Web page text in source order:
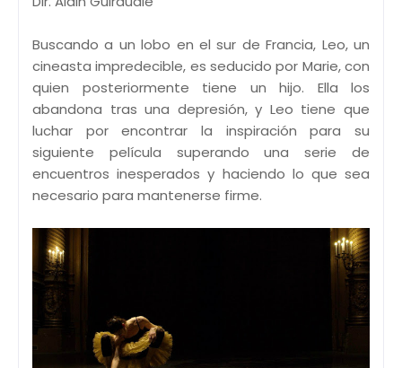
Buscando a un lobo en el sur de Francia, Leo, un
cineasta impredecible, es seducido por Marie, con
quien posteriormente tiene un hijo. Ella los
abandona tras una depresión, y Leo tiene que
luchar por encontrar la inspiración para su
siguiente película superando una serie de
encuentros inesperados y haciendo lo que sea
necesario para mantenerse firme.